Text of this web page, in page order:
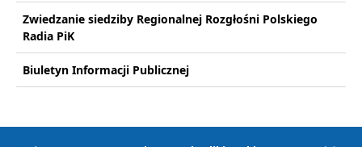
Zwiedzanie siedziby Regionalnej Rozgłośni Polskiego
Radia PiK
Biuletyn Informacji Publicznej